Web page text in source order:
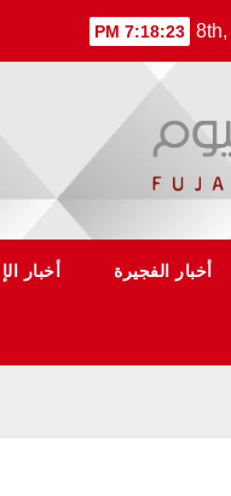
7:18:23 PM
أخبار الفجيرة أخبار